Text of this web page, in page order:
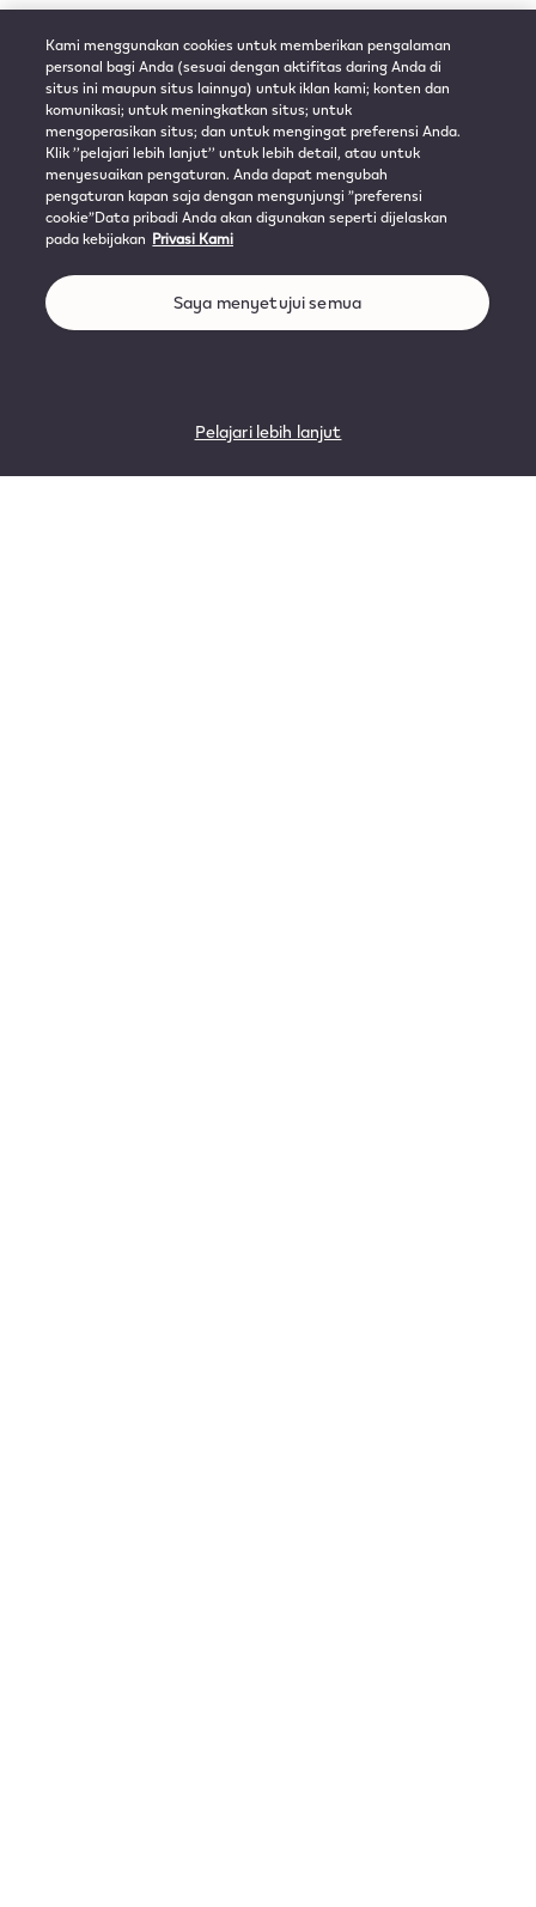
Kami menggunakan cookies untuk memberikan pengalaman
personal bagi Anda (sesuai dengan aktifitas daring Anda di
situs ini maupun situs lainnya) untuk iklan kami; konten dan
komunikasi; untuk meningkatkan situs; untuk
mengoperasikan situs; dan untuk mengingat preferensi Anda.
Klik ’’pelajari lebih lanjut’’ untuk lebih detail, atau untuk
menyesuaikan pengaturan. Anda dapat mengubah
pengaturan kapan saja dengan mengunjungi ”preferensi
cookie”Data pribadi Anda akan digunakan seperti dijelaskan
pada kebijakan Privasi Kami
Pelajari lebih lanjut
Saya menyetujui semua